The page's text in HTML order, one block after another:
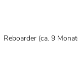
Reboarder (ca. 9